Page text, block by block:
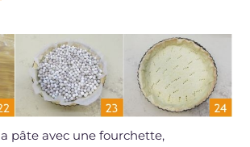
pâte avec une fourchette,